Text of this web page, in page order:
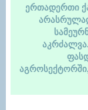
ერთადერთი